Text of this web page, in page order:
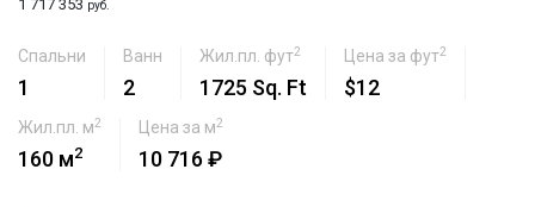
1 717 353 руб.
Спальни
1
Ванн
2
Жил.пл. фут2
1725 Sq. Ft
Цена за фут2
$12
Жил.пл. м2
160 м2
Цена за м2
10 716 ₽